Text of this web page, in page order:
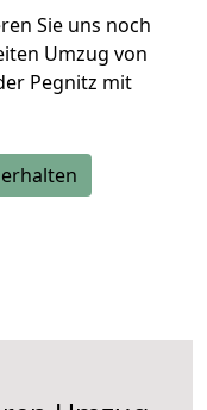
Sie uns noch
Umzug von
Pegnitz mit